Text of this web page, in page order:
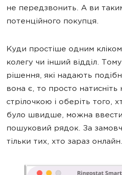
не передзвонить. А ви
потенційного покупця.
Куди простіше одним
колегу чи інший відділ.
рішення, які надають
вона є, то просто натисніть
стрілочкою і оберіть того,
було швидше, можна ввести
пошуковий рядок. За
тільки тих, хто зараз онлайн.